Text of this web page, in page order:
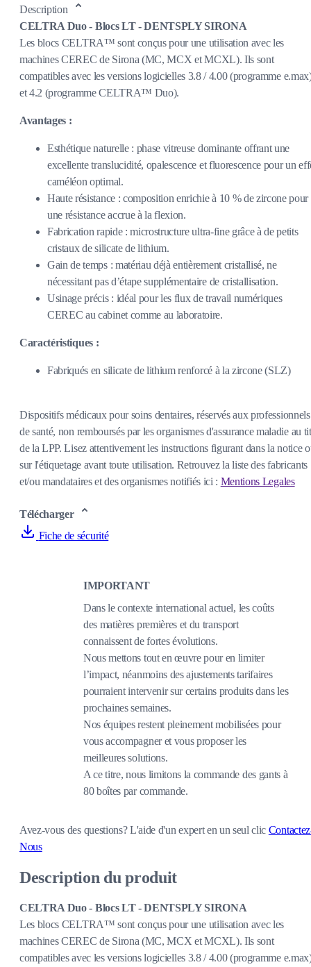
Description
CELTRA Duo - Blocs LT - DENTSPLY SIRONA
Les blocs CELTRA™ sont conçus pour une utilisation avec les
machines CEREC de Sirona (MC, MCX et MCXL). Ils sont
compatibles avec les versions logicielles 3.8 / 4.00 (programme
et 4.2 (programme CELTRA™ Duo).
Avantages :
Esthétique naturelle : phase vitreuse dominante offrant une
excellente translucidité, opalescence et fluorescence pour un
caméléon optimal.
Haute résistance : composition enrichie à 10 % de zircone pour
une résistance accrue à la flexion.
Fabrication rapide : microstructure ultra-fine grâce à de petits
cristaux de silicate de lithium.
Gain de temps : matériau déjà entièrement cristallisé, ne
nécessitant pas d’étape supplémentaire de cristallisation.
Usinage précis : idéal pour les flux de travail numériques
CEREC au cabinet comme au laboratoire.
Caractéristiques :
Fabriqués en silicate de lithium renforcé à la zircone (SLZ)
Dispositifs médicaux pour soins dentaires, réservés aux professionnels
de santé, non remboursés par les organismes d'assurance maladie au
de la LPP. Lisez attentivement les instructions figurant dans la notice
sur l'étiquetage avant toute utilisation. Retrouvez la liste des fabricants
et/ou mandataires et des organismes notifiés ici : Mentions Legales
Télécharger
Fiche de sécurité
IMPORTANT
Dans le contexte international actuel, les coûts
des matières premières et du transport
connaissent de fortes évolutions.
Nous mettons tout en œuvre pour en limiter
l’impact, néanmoins des ajustements tarifaires
pourraient intervenir sur certains produits dans les
prochaines semaines.
Nos équipes restent pleinement mobilisées pour
vous accompagner et vous proposer les
meilleures solutions.
A ce titre, nous limitons la commande des gants à
80 boîtes par commande.
Avez-vous des questions?L'aide d'un expert en un seul clic
Nous
Description du produit
CELTRA Duo - Blocs LT - DENTSPLY SIRONA
Les blocs CELTRA™ sont conçus pour une utilisation avec les
machines CEREC de Sirona (MC, MCX et MCXL). Ils sont
compatibles avec les versions logicielles 3.8 / 4.00 (programme